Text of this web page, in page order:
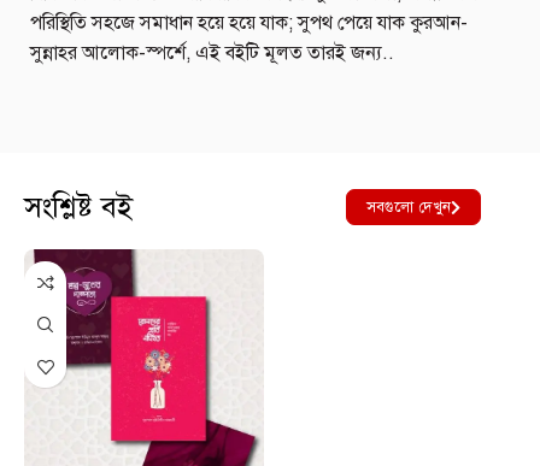
পরিস্থিতি সহজে সমাধান হয়ে হয়ে যাক; সুপথ পেয়ে যাক কুরআন-
সুন্নাহর আলোক-স্পর্শে, এই বইটি মূলত তারই জন্য..
সংশ্লিষ্ট বই সবগুলো দেখুন